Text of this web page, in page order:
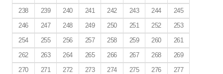
238
239 240 241 242 243 244
245
246
247 248 249 250 251 252
253
254
255 256 257 258 259 260
261
262
263 264 265 266 267 268
269
270
271 272 273 274 275 276
277